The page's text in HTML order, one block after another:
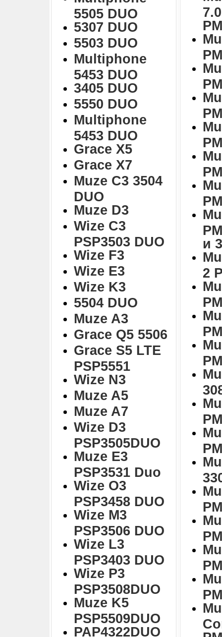
5505 DUO
5307 DUO
5503 DUO
Multiphone
5453 DUO
3405 DUO
5550 DUO
Multiphone
5453 DUO
Grace X5
Grace X7
Muze C3 3504
DUO
Muze D3
Wize C3
PSP3503 DUO
Wize F3
Wize E3
Wize K3
5504 DUO
Muze A3
Grace Q5 5506
Grace S5 LTE
PSP5551
Wize N3
Muze A5
Muze A7
Wize D3
PSP3505DUO
Muze E3
PSP3531 Duo
Wize O3
PSP3458 DUO
Wize M3
PSP3506 DUO
Wize L3
PSP3403 DUO
Wize P3
PSP3508DUO
Muze K5
PSP5509DUO
PAP4322DUO
и
2